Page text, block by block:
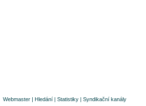
Webmaster | Hledání | Statistiky | Syndikační kanály